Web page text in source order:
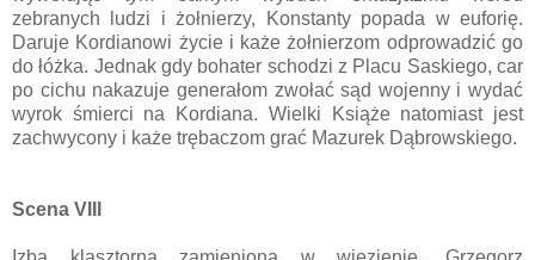
zebranych ludzi i żołnierzy, Konstanty popada w euforię.
Daruje Kordianowi życie i każe żołnierzom odprowadzić go
do łóżka. Jednak gdy bohater schodzi z Placu Saskiego, car
po cichu nakazuje generałom zwołać sąd wojenny i wydać
wyrok śmierci na Kordiana. Wielki Książe natomiast jest
zachwycony i każe trębaczom grać Mazurek Dąbrowskiego.
Scena VIII